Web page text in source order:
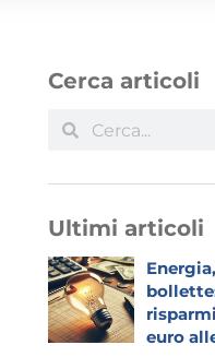
Cerca articoli
Ultimi articoli
euro